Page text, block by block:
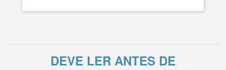
DEVE LER ANTES DE